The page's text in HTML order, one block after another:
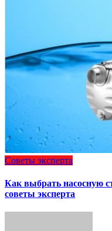
Советы эксперта
Как выбрать насосную
советы эксперта